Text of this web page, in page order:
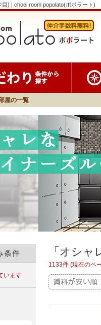
) | choei room popolato(ポポラート)
屋の一覧
「オシャ
1133件 (現在のペ
条件
います